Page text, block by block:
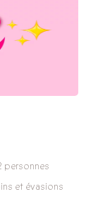
personnes
et évasions